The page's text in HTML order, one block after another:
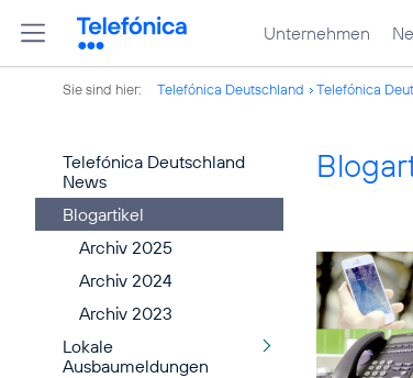
Unternehmen
Sie sind hier: Telefónica Deutschland Telefónica
Telefónica Deutschland
News
Blogartikel
Archiv 2025
Archiv 2024
Archiv 2023
Lokale
Ausbaumeldungen